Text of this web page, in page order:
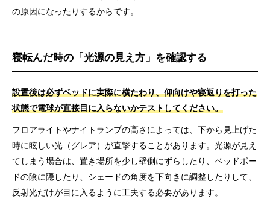
の原因になったりするからです。
寝転んだ時の「光源の見え方」を確認する
設置後は必ずベッドに実際に横たわり、仰向けや寝返りを打った
状態で電球が直接目に入らないかテストしてください。
フロアライトやナイトランプの高さによっては、下から見上げた
時に眩しい光（グレア）が直撃することがあります。光源が見え
てしまう場合は、置き場所を少し壁側にずらしたり、ベッドボー
ドの陰に隠したり、シェードの角度を下向きに調整したりして、
反射光だけが目に入るように工夫する必要があります。